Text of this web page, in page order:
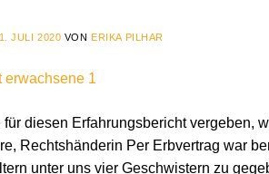
JULI 2020 VON ERIKA PILHAR
diesen Erfahrungsbericht vergeben,
Rechtshänderin Per Erbvertrag war
unter uns vier Geschwistern zu